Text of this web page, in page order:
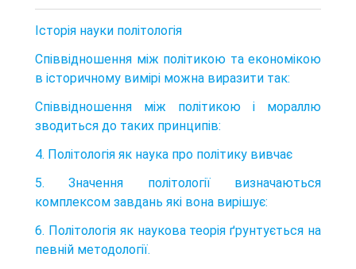
Історія науки політологія
Співвідношення між політикою та економікою
в історичному вимірі можна виразити так:
Співвідношення між політикою і мораллю
зводиться до таких принципів:
4. Політологія як наука про політику вивчає
5. Значення політології визначаються
комплексом завдань які вона вирішує:
6. Політологія як наукова теорія ґрунтується на
певній методології.